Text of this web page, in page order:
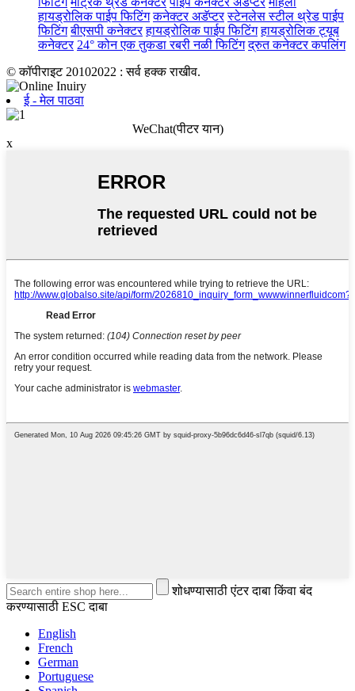
हायड्रोलिक पाईप फिटिंग कनेक्टर अडॅप्टर स्टेनलेस स्टील थ्रेड पाईप
फिटिंग बीएसपी कनेक्टर हायड्रोलिक पाईप फिटिंग हायड्रोलिक ट्यूब
कनेक्टर 24° कोन एक तुकडा रबरी नळी फिटिंग द्रुत कनेक्टर कपलिंग
© कॉपीराइट 20102022 : सर्व हक्क राखीव.
ई - मेल पाठवा
WeChat(पीटर यान)
x
शोधण्यासाठी एंटर दाबा किंवा बंद
करण्यासाठी ESC दाबा
English
French
German
Portuguese